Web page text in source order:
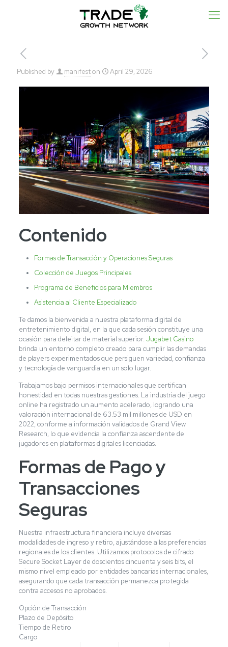
Published by manifeston April 29, 2026
Contenido
Formas de Transacción y Operaciones Seguras
Colección de Juegos Principales
Programa de Beneficios para Miembros
Asistencia al Cliente Especializado
Te damos la bienvenida a nuestra plataforma digital de
entretenimiento digital, en la que cada sesión constituye una
ocasión para deleitar de material superior. Jugabet Casino
brinda un entorno completo creado para cumplir las demandas
de players experimentados que persiguen variedad, confianza
y tecnología de vanguardia en un solo lugar.
Trabajamos bajo permisos internacionales que certifican
honestidad en todas nuestras gestiones. La industria del juego
online ha registrado un aumento acelerado, logrando una
valoración internacional de 63.53 mil millones de USD en
2022, conforme a información validados de Grand View
Research, lo que evidencia la confianza ascendente de
jugadores en plataformas digitales licenciadas.
Formas de Pago y
Transacciones
Seguras
Nuestra infraestructura financiera incluye diversas
modalidades de ingreso y retiro, ajustándose a las preferencias
regionales de los clientes. Utilizamos protocolos de cifrado
Secure Socket Layer de doscientos cincuenta y seis bits, el
mismo nivel empleado por entidades bancarias internacionales,
asegurando que cada transacción permanezca protegida
contra accesos no aprobados.
Opción de Transacción
Plazo de Depósito
Tiempo de Retiro
Cargo